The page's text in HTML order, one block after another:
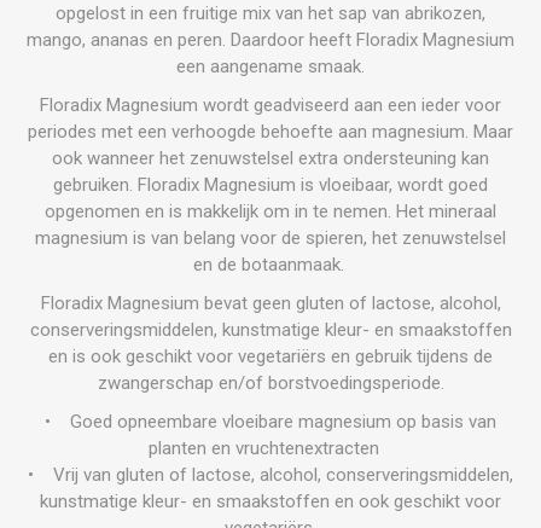
opgelost in een fruitige mix van het sap van abrikozen,
mango, ananas en peren. Daardoor heeft Floradix Magnesium
een aangename smaak.
Floradix Magnesium wordt geadviseerd aan een ieder voor
periodes met een verhoogde behoefte aan magnesium. Maar
ook wanneer het zenuwstelsel extra ondersteuning kan
gebruiken. Floradix Magnesium is vloeibaar, wordt goed
opgenomen en is makkelijk om in te nemen. Het mineraal
magnesium is van belang voor de spieren, het zenuwstelsel
en de botaanmaak.
Floradix Magnesium bevat geen gluten of lactose, alcohol,
conserveringsmiddelen, kunstmatige kleur- en smaakstoffen
en is ook geschikt voor vegetariërs en gebruik tijdens de
zwangerschap en/of borstvoedingsperiode.
• Goed opneembare vloeibare magnesium op basis van
planten en vruchtenextracten
• Vrij van gluten of lactose, alcohol, conserveringsmiddelen,
kunstmatige kleur- en smaakstoffen en ook geschikt voor